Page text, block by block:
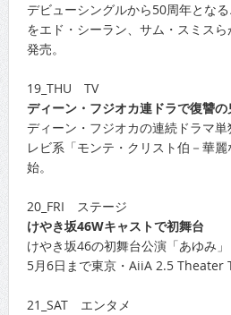
デビューシングルから50周年とな
をエド・シーラン、サム・スミス
発売。
19_THU TV
ディーン・フジオカ連ドラで復讐の
ディーン・フジオカの連続ドラマ
レビ系「モンテ・クリスト伯－華
始。
20_FRI ステージ
けやき坂46Wキャストで初舞台
けやき坂46の初舞台公演「あゆみ」
5月6日まで東京・AiiA 2.5 Theater
21_SAT エンタメ